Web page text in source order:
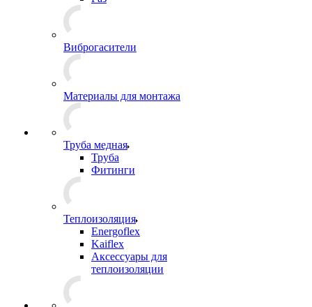
Виброгасители
Материалы для монтажа
Труба медная
Труба
Фитинги
Теплоизоляция
Energoflex
Kaiflex
Аксессуары для
теплоизоляции